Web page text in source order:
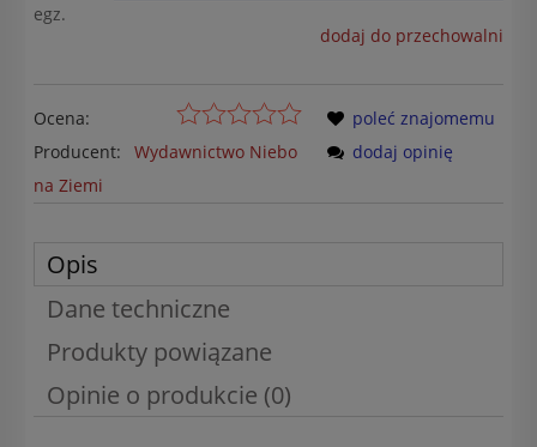
egz.
dodaj do przechowalni
Ocena:
Producent:
Wydawnictwo Niebo
na Ziemi
poleć znajomemu
dodaj opinię
Opis
Dane techniczne
Produkty powiązane
Opinie o produkcie (0)